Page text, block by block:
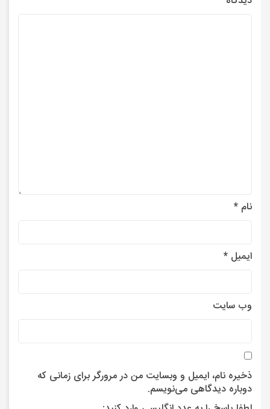
نام *
ایمیل *
وب‌ سایت
ذخیره نام، ایمیل و وبسایت من در مرورگر برای زمانی که
دوباره دیدگاهی می‌نویسم.